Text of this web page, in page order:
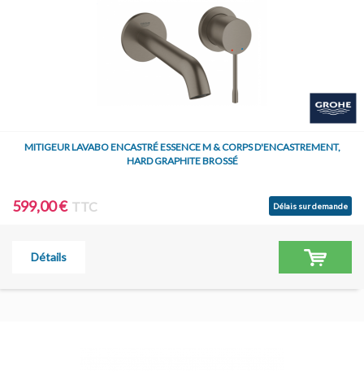
MITIGEUR LAVABO ENCASTRÉ ESSENCE M & CORPS D'ENCASTREMENT,
HARD GRAPHITE BROSSÉ
599,00 € TTC Délais sur demande
Détails